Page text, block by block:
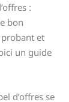
:
bon
et
un guide
d’offres se